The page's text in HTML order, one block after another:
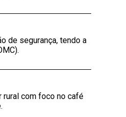
de segurança, tendo a
rural com foco no café